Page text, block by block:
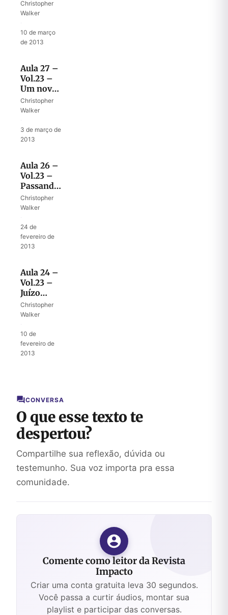
Batismo
Sangue
Christopher
Walker
10 de março
de 2013
Aula 27 –
Vol.23 –
Um novo
Êxodo no
final da
Christopher
Walker
3 de março de
2013
Aula 26 –
Vol.23 –
Passando
a unção
para
Christopher
Walker
24 de
fevereiro de
2013
Aula 24 –
Vol.23 –
Juízo
sobre a
liderança
Christopher
Walker
10 de
fevereiro de
2013
CONVERSA
O que esse texto te
despertou?
Compartilhe sua reflexão, dúvida ou
testemunho. Sua voz importa pra essa
comunidade.
Comente como leitor da Revista
Impacto
Criar uma conta gratuita leva 30 segundos.
Você passa a curtir áudios, montar sua
playlist e participar das conversas.